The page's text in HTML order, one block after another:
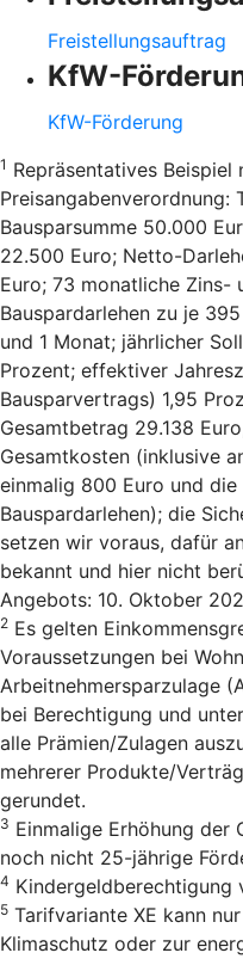
Freistellungsauftrag
KfW-
KfW-Förderung
1 Repräsentatives
Preisangabenverordnung:
Bausparsumme 50.000
22.500 Euro; Netto-
Euro; 73 monatliche Zins-
Bauspardarlehen zu je
und 1 Monat; jährlicher
Prozent; effektiver
Bausparvertrags) 1,95
Gesamtbetrag 29.138
Gesamtkosten (inklusive
einmalig 800 Euro und
Bauspardarlehen); die
setzen wir voraus, dafür
bekannt und hier nicht
Angebots: 10. Oktober
2 Es gelten
Voraussetzungen bei
Arbeitnehmersparzulage
bei Berechtigung und
alle Prämien/Zulagen
mehrerer Produkte/
gerundet.
3 Einmalige Erhöhung der
noch nicht 25-jährige
4 Kindergeldberechtigung
5 Tarifvariante XE kann
Klimaschutz oder zur